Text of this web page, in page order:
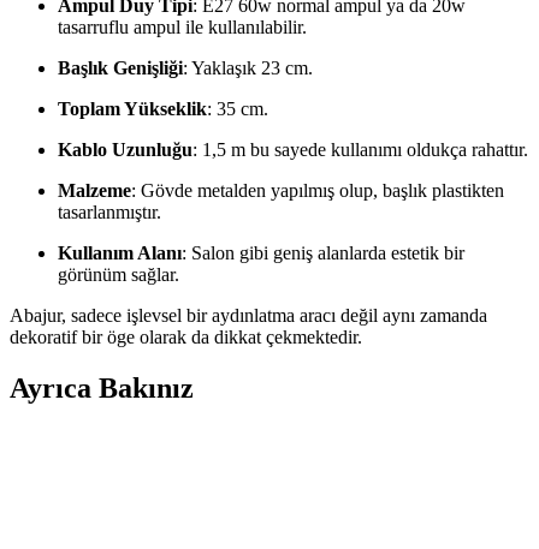
Ampul Duy Tipi: E27 60w normal ampul ya da 20w
tasarruflu ampul ile kullanılabilir.
Başlık Genişliği: Yaklaşık 23 cm.
Toplam Yükseklik: 35 cm.
Kablo Uzunluğu: 1,5 m bu sayede kullanımı oldukça rahattır.
Malzeme: Gövde metalden yapılmış olup, başlık plastikten
tasarlanmıştır.
Kullanım Alanı: Salon gibi geniş alanlarda estetik bir
görünüm sağlar.
Abajur, sadece işlevsel bir aydınlatma aracı değil aynı zamanda
dekoratif bir öge olarak da dikkat çekmektedir.
Ayrıca Bakınız